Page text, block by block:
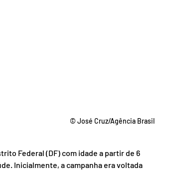
© José Cruz/Agência Brasil
Federal (DF) com idade a partir de 6
Inicialmente, a campanha era voltada